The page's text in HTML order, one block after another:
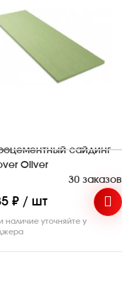
сайдинг
Oliver
30 заказов
₽ / шт
наличие уточняйте у